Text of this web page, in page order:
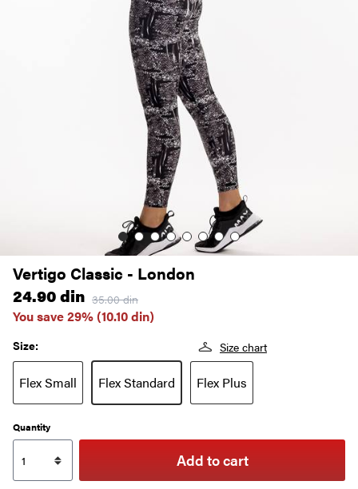
Vertigo Classic - London
24.90din 35.00din
You save 29% (10.10din)
Size: Size chart
Flex Small Flex Standard Flex Plus
Quantity
Add to cart